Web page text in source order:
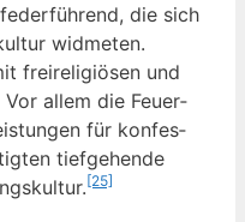
die sich
wid­me­ten.
frei­re­li­giö­sen und
allem die Feu­er­
für kon­fes­
tief­ge­hen­de
[25]